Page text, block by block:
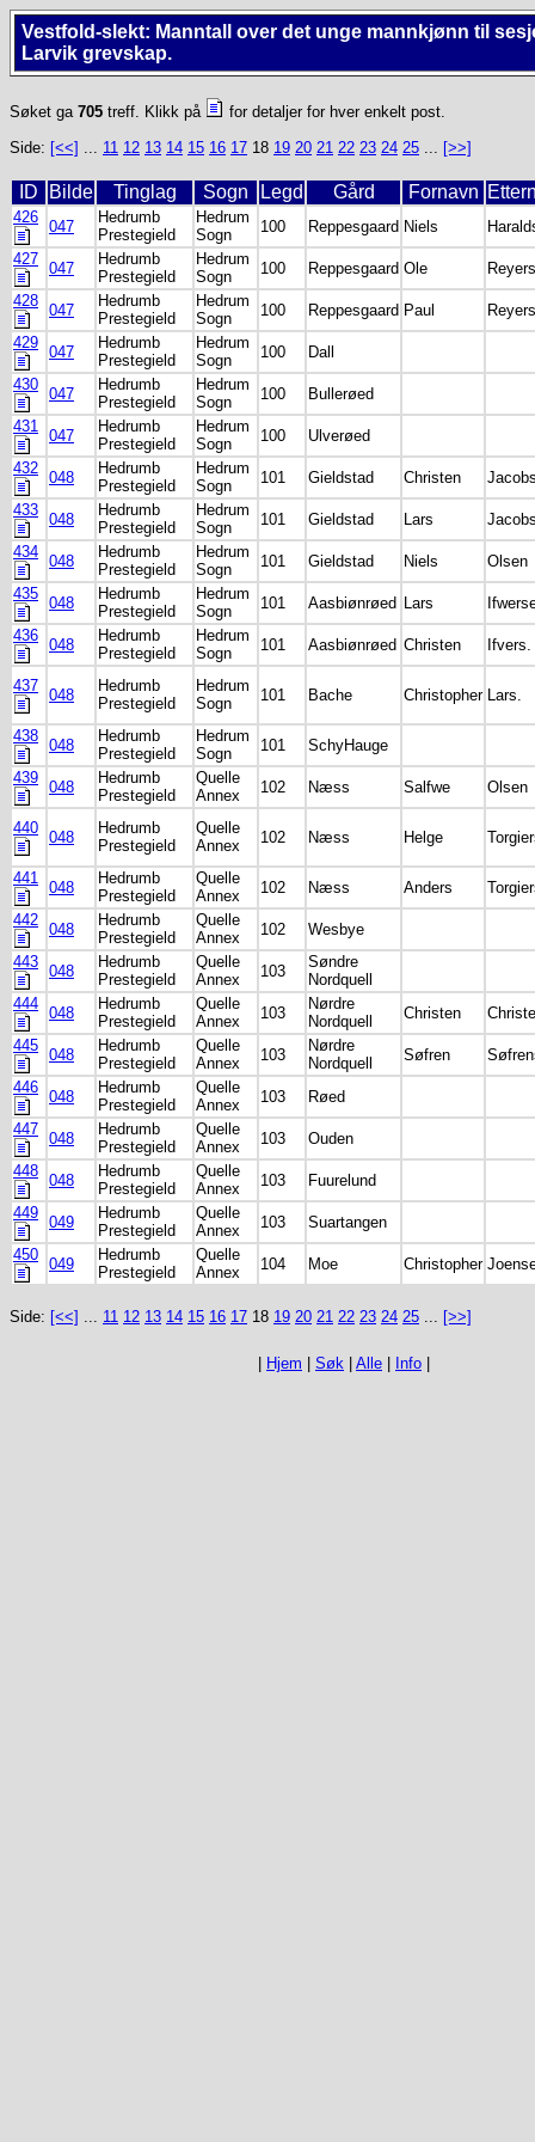
Vestfold-slekt: Manntall over det unge mannkjønn til
Larvik grevskap.
Søket ga 705 treff. Klikk på
for detaljer for hver enkelt post.
Side: [<<] ... 11 12 13 14 15 16 17 18 19 20 21 22 23 24 25 ... [>>]
ID Bilde Tinglag Sogn Legd Gård Fornavn
426
047
Hedrumb
Prestegield
Hedrum
Sogn
100 Reppesgaard Niels
427
047
Hedrumb
Prestegield
Hedrum
Sogn
100 Reppesgaard Ole
428
047
Hedrumb
Prestegield
Hedrum
Sogn
100 Reppesgaard Paul
429
047
Hedrumb
Prestegield
Hedrum
Sogn
100
Dall
430
047
Hedrumb
Prestegield
Hedrum
Sogn
100
Bullerøed
431
047
Hedrumb
Prestegield
Hedrum
Sogn
100
Ulverøed
432
048
Hedrumb
Prestegield
Hedrum
Sogn
101 Gieldstad Christen
433
048
Hedrumb
Prestegield
Hedrum
Sogn
101 Gieldstad Lars
434
048
Hedrumb
Prestegield
Hedrum
Sogn
101 Gieldstad Niels
Olsen
435
048
Hedrumb
Prestegield
Hedrum
Sogn
101 Aasbiønrøed Lars
436
048
Hedrumb
Prestegield
Hedrum
Sogn
101 Aasbiønrøed Christen Ifvers.
437
048
Hedrumb
Prestegield
Hedrum
Sogn
101 Bache Christopher Lars.
438
048
Hedrumb
Prestegield
Hedrum
Sogn
101
SchyHauge
439
048
Hedrumb
Prestegield
Quelle
Annex
102 Næss Salfwe Olsen
440
048
Hedrumb
Prestegield
Quelle
Annex
102 Næss Helge
441
048
Hedrumb
Prestegield
Quelle
Annex
102 Næss Anders
442
048
Hedrumb
Prestegield
Quelle
Annex
102
Wesbye
443
048
Hedrumb
Prestegield
Quelle
Annex
103
Søndre
Nordquell
444
048
Hedrumb
Prestegield
Quelle
Annex
103
Nørdre
Nordquell
Christen
445
048
Hedrumb
Prestegield
Quelle
Annex
103
Nørdre
Nordquell
Søfren
446
048
Hedrumb
Prestegield
Quelle
Annex
103
Røed
447
048
Hedrumb
Prestegield
Quelle
Annex
103
Ouden
448
048
Hedrumb
Prestegield
Quelle
Annex
103
Fuurelund
449
049
Hedrumb
Prestegield
Quelle
Annex
103
Suartangen
450
049
Hedrumb
Prestegield
Quelle
Annex
104 Moe Christopher
Side: [<<] ... 11 12 13 14 15 16 17 18 19 20 21 22 23 24 25 ... [>>]
Hjem Søk Alle Info